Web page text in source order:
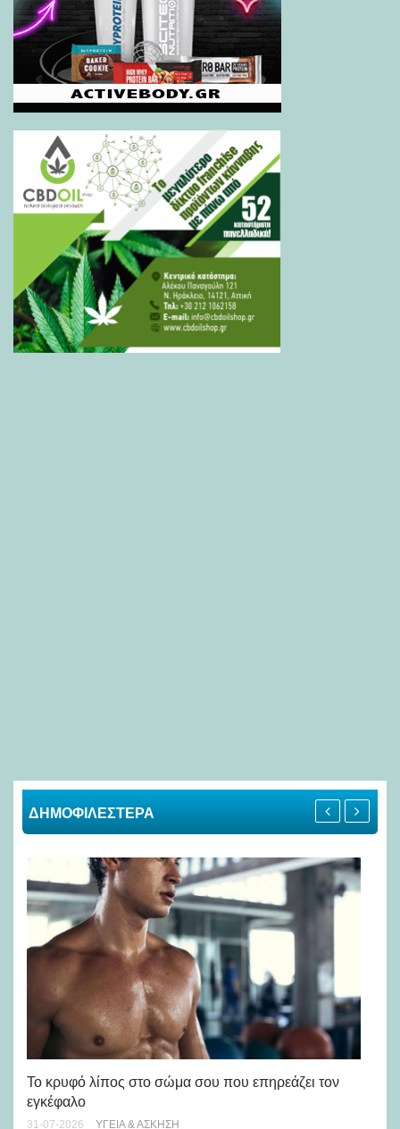
ΔΗΜΟΦΙΛΕΣΤΕΡΑ
Το κρυφό λίπος στο σώμα σου που επηρεάζει τον
εγκέφαλο
31-07-2026 ΥΓΕΊΑ & ΆΣΚΗΣΗ